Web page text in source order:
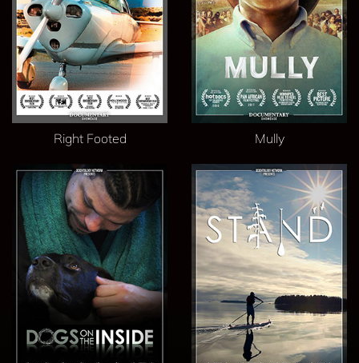
Right Footed Mully